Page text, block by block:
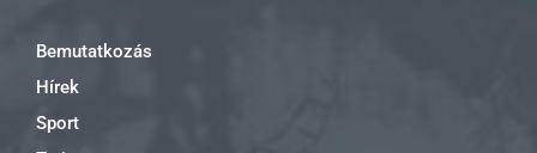
Bemutatkozás
Hírek
Sport